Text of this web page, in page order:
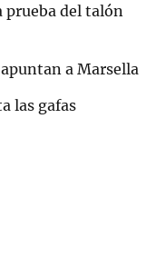
prueba del talón
a Marsella
las gafas